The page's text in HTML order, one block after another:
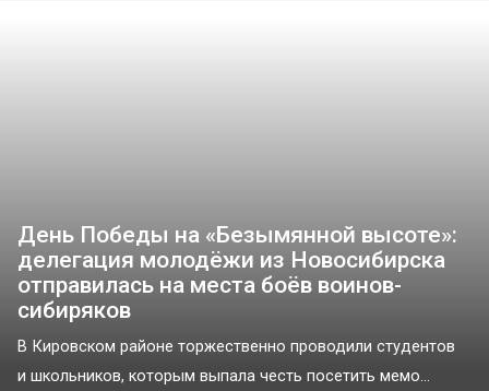
День Победы на «Безымянной высоте»:
делегация молодёжи из Новосибирска
отправилась на места боёв воинов-
сибиряков
В Кировском районе торжественно проводили студентов
и школьников, которым выпала честь посетить мемо...